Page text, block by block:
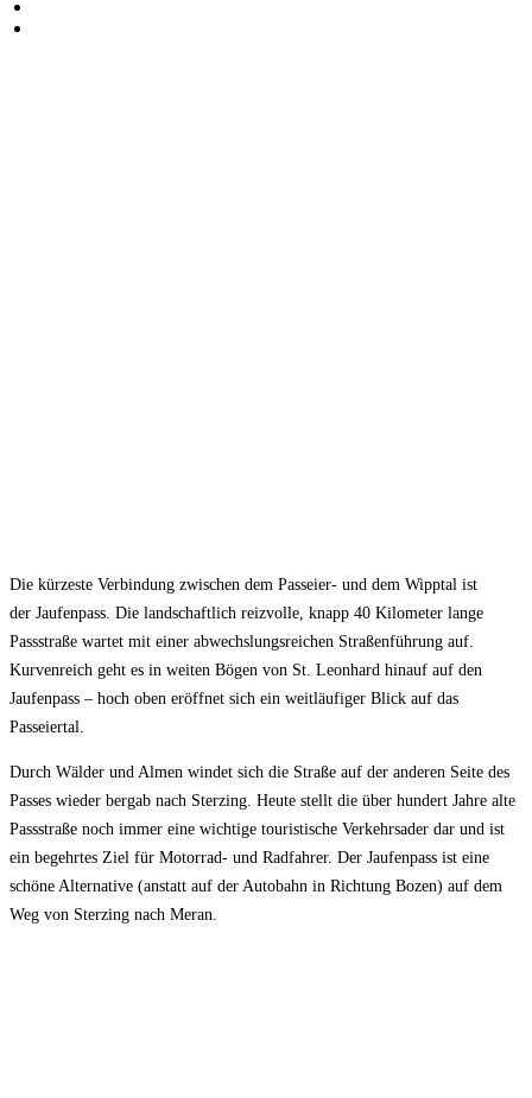
Die kürzeste Verbindung zwischen dem Passeier- und dem Wipptal ist
der Jaufenpass. Die landschaftlich reizvolle, knapp 40 Kilometer lange
Passstraße wartet mit einer abwechslungsreichen Straßenführung auf.
Kurvenreich geht es in weiten Bögen von St. Leonhard hinauf auf den
Jaufenpass – hoch oben eröffnet sich ein weitläufiger Blick auf das
Passeiertal.
Durch Wälder und Almen windet sich die Straße auf der anderen Seite des
Passes wieder bergab nach Sterzing. Heute stellt die über hundert Jahre alte
Passstraße noch immer eine wichtige touristische Verkehrsader dar und ist
ein begehrtes Ziel für Motorrad- und Radfahrer. Der Jaufenpass ist eine
schöne Alternative (anstatt auf der Autobahn in Richtung Bozen) auf dem
Weg von Sterzing nach Meran.